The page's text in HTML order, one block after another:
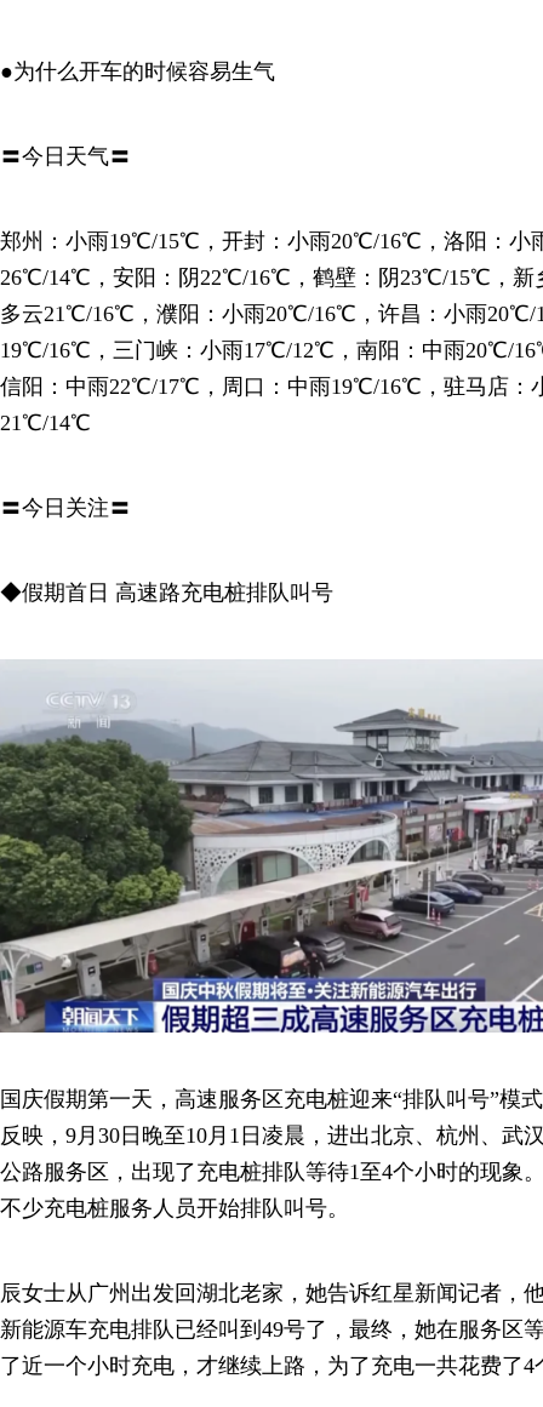
●为什么开车的时候容易生气
〓今日天气〓
郑州：小雨19℃/15℃，开封：小雨20℃/16℃，洛阳：小
26℃/14℃，安阳：阴22℃/16℃，鹤壁：阴23℃/15℃，新
多云21℃/16℃，濮阳：小雨20℃/16℃，许昌：小雨20℃/
19℃/16℃，三门峡：小雨17℃/12℃，南阳：中雨20℃/
信阳：中雨22℃/17℃，周口：中雨19℃/16℃，驻马店：
21℃/14℃
〓今日关注〓
◆假期首日 高速路充电桩排队叫号
国庆假期第一天，高速服务区充电桩迎来“排队叫号”模
反映，9月30日晚至10月1日凌晨，进出北京、杭州、武
公路服务区，出现了充电桩排队等待1至4个小时的现象
不少充电桩服务人员开始排队叫号。
辰女士从广州出发回湖北老家，她告诉红星新闻记者，
新能源车充电排队已经叫到49号了，最终，她在服务区
了近一个小时充电，才继续上路，为了充电一共花费了4